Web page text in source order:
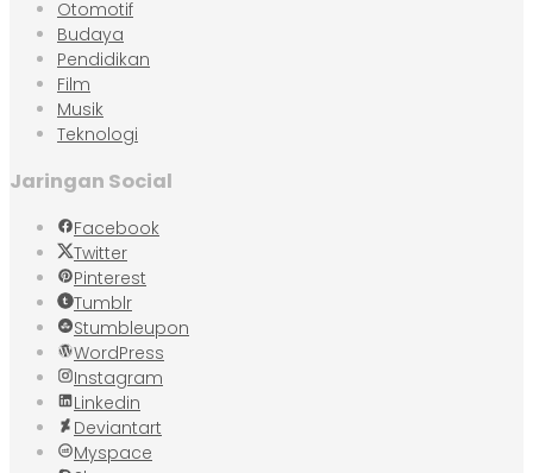
Otomotif
Budaya
Pendidikan
Film
Musik
Teknologi
Jaringan Social
Facebook
Twitter
Pinterest
Tumblr
Stumbleupon
WordPress
Instagram
Linkedin
Deviantart
Myspace